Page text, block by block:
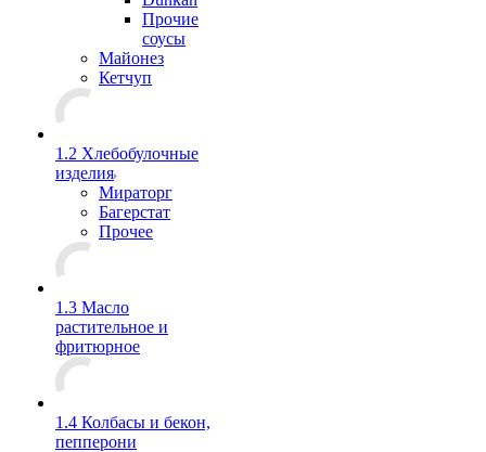
Прочие
соусы
Майонез
Кетчуп
1.2 Хлебобулочные
изделия
Мираторг
Багерстат
Прочее
1.3 Масло
растительное и
фритюрное
1.4 Колбасы и бекон,
пепперони